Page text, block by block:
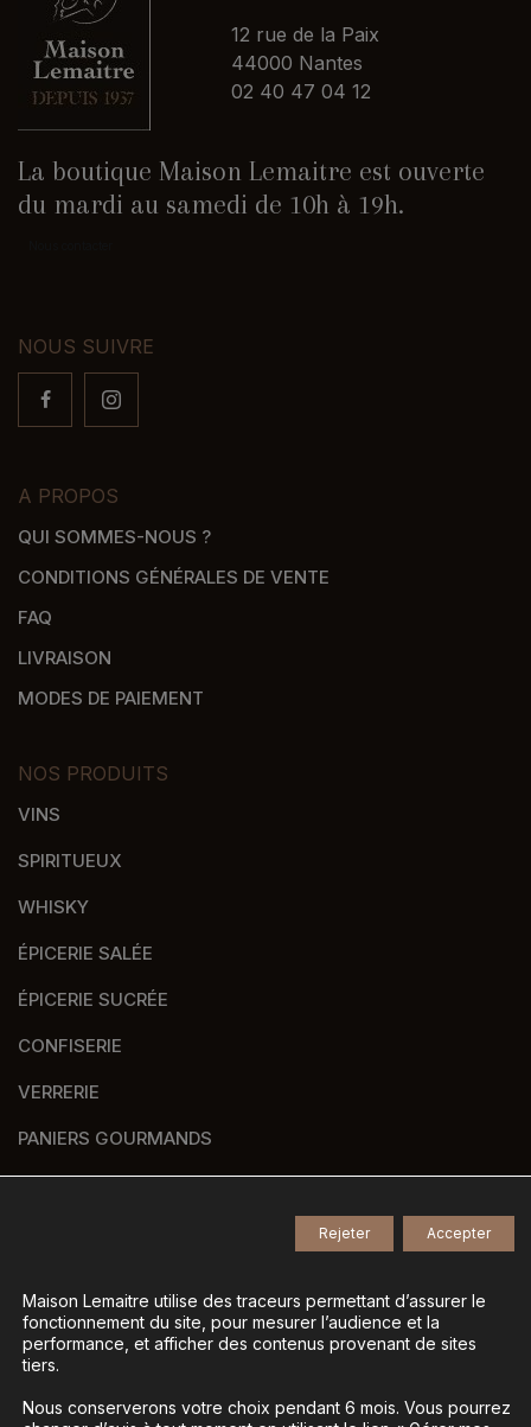
12 rue de la Paix
44000 Nantes
02 40 47 04 12
La boutique Maison Lemaitre est ouverte
du mardi au samedi de 10h à 19h.
NOUS SUIVRE
A PROPOS
QUI SOMMES-NOUS ?
CONDITIONS GÉNÉRALES DE VENTE
FAQ
LIVRAISON
MODES DE PAIEMENT
NOS PRODUITS
VINS
SPIRITUEUX
WHISKY
ÉPICERIE SALÉE
ÉPICERIE SUCRÉE
CONFISERIE
VERRERIE
PANIERS GOURMANDS
NOS MARQUES
© 2026 Tous droits réservés -
Agence de communication Nantes B17-
Mentions légales-
Gérer mes cookies
Maison Lemaitre utilise des traceurs permettant d’assurer le
fonctionnement du site, pour mesurer l’audience et la
performance, et afficher des contenus provenant de sites
tiers.
Nous conserverons votre choix pendant 6 mois. Vous pourrez
Accepter
Rejeter